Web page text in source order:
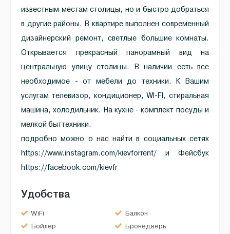
известным местам столицы, но и быстро добраться
в другие районы. В квартире выполнен современный
дизайнерский ремонт, светлые большие комнаты.
Открывается прекрасный панорамный вид на
центральную улицу столицы. В наличии есть все
необходимое - от мебели до техники. К Вашим
услугам телевизор, кондиционер, WI-FI, стиральная
машина, холодильник. На кухне - комплект посуды и
мелкой быттехники.
подробно можно о нас найти в социальных сетях
https://www.instagram.com/kievforrent/ и Фейсбук
https://facebook.com/kievfr
Удобства
WiFi
Балкон
Бойлер
Бронедверь